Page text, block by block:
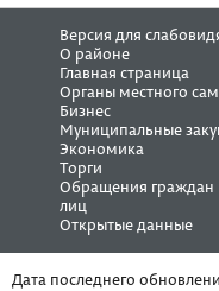
Версия для
О районе
Главная страница
Органы местного
Бизнес
Муниципальные
Экономика
Торги
Обращения граждан
лиц
Открытые данные
Дата последнего